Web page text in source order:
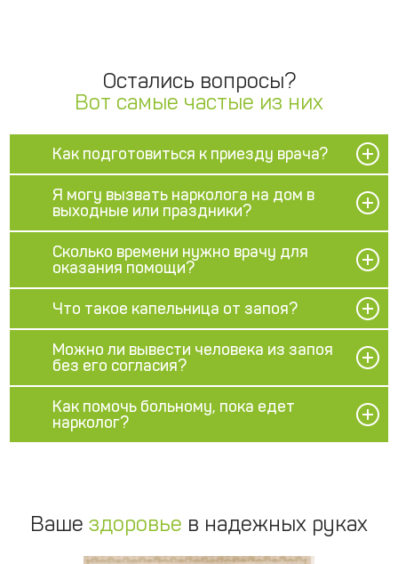
Остались вопросы?
Вот самые частые из них
Как подготовиться к приезду врача?
Я могу вызвать нарколога на дом в
выходные или праздники?
Сколько времени нужно врачу для
оказания помощи?
Что такое капельница от запоя?
Можно ли вывести человека из запоя
без его согласия?
Как помочь больному, пока едет
нарколог?
Ваше здоровье в надежных руках